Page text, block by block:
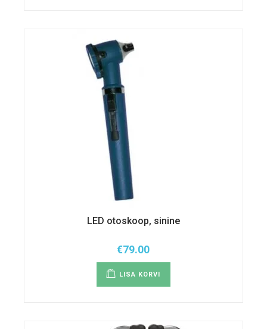
LED otoskoop, sinine
€79.00
LISA KORVI